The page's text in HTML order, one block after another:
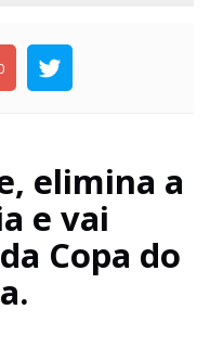
elimina a
e vai
Copa do